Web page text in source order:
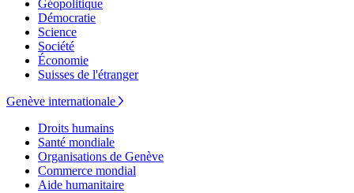
Géopolitique
Démocratie
Science
Société
Économie
Suisses de l'étranger
Genève internationale
Droits humains
Santé mondiale
Organisations de Genève
Commerce mondial
Aide humanitaire